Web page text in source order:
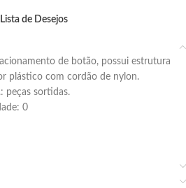
de Desejos
plástico com cordão de nylon.
peças sortidas.
0